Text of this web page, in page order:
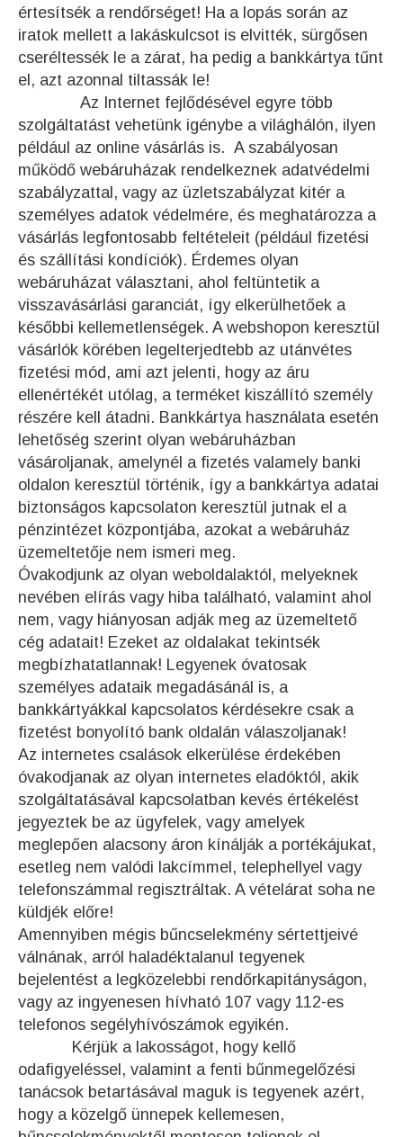
értesítsék a rendőrséget! Ha a lopás során az
iratok mellett a lakáskulcsot is elvitték, sürgősen
cseréltessék le a zárat, ha pedig a bankkártya tűnt
el, azt azonnal tiltassák le!
Az Internet fejlődésével egyre több
szolgáltatást vehetünk igénybe a világhálón, ilyen
például az online vásárlás is. A szabályosan
működő webáruházak rendelkeznek adatvédelmi
szabályzattal, vagy az üzletszabályzat kitér a
személyes adatok védelmére, és meghatározza a
vásárlás legfontosabb feltételeit (például fizetési
és szállítási kondíciók). Érdemes olyan
webáruházat választani, ahol feltüntetik a
visszavásárlási garanciát, így elkerülhetőek a
későbbi kellemetlenségek. A webshopon keresztül
vásárlók körében legelterjedtebb az utánvétes
fizetési mód, ami azt jelenti, hogy az áru
ellenértékét utólag, a terméket kiszállító személy
részére kell átadni. Bankkártya használata esetén
lehetőség szerint olyan webáruházban
vásároljanak, amelynél a fizetés valamely banki
oldalon keresztül történik, így a bankkártya adatai
biztonságos kapcsolaton keresztül jutnak el a
pénzintézet központjába, azokat a webáruház
üzemeltetője nem ismeri meg.
Óvakodjunk az olyan weboldalaktól, melyeknek
nevében elírás vagy hiba található, valamint ahol
nem, vagy hiányosan adják meg az üzemeltető
cég adatait! Ezeket az oldalakat tekintsék
megbízhatatlannak! Legyenek óvatosak
személyes adataik megadásánál is, a
bankkártyákkal kapcsolatos kérdésekre csak a
fizetést bonyolító bank oldalán válaszoljanak!
Az internetes csalások elkerülése érdekében
óvakodjanak az olyan internetes eladóktól, akik
szolgáltatásával kapcsolatban kevés értékelést
jegyeztek be az ügyfelek, vagy amelyek
meglepően alacsony áron kínálják a portékájukat,
esetleg nem valódi lakcímmel, telephellyel vagy
telefonszámmal regisztráltak. A vételárat soha ne
küldjék előre!
Amennyiben mégis bűncselekmény sértettjeivé
válnának, arról haladéktalanul tegyenek
bejelentést a legközelebbi rendőrkapitányságon,
vagy az ingyenesen hívható 107 vagy 112-es
telefonos segélyhívószámok egyikén.
Kérjük a lakosságot, hogy kellő
odafigyeléssel, valamint a fenti bűnmegelőzési
tanácsok betartásával maguk is tegyenek azért,
hogy a közelgő ünnepek kellemesen,